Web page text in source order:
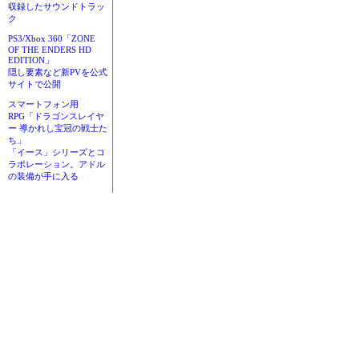
収録したサウンドトラッ
ク
PS3/Xbox 360「ZONE
OF THE ENDERS HD
EDITION」
隠し要素など新PVを公式
サイトで公開
スマートフォン用
RPG「ドラゴンスレイヤ
ー 導かれし宝冠の戦士た
ち」
「イース」シリーズとコ
ラボレーション。アドル
の装備が手に入る